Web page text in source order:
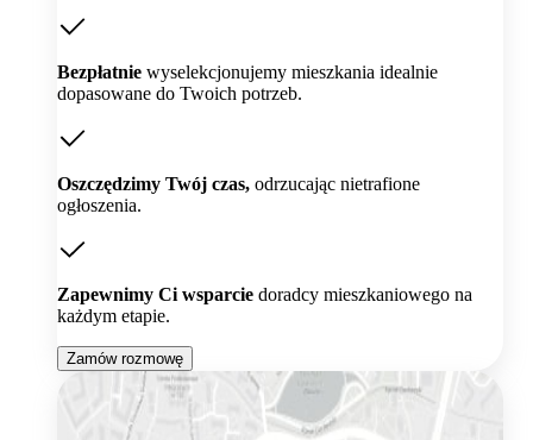
Bezpłatnie wyselekcjonujemy mieszkania idealnie
dopasowane do Twoich potrzeb.
Oszczędzimy Twój czas, odrzucając nietrafione
ogłoszenia.
Zapewnimy Ci wsparcie doradcy mieszkaniowego na
każdym etapie.
Zamów rozmowę